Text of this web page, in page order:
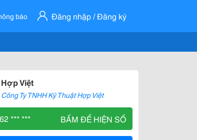
báo Đăng nhập / Đăng ký
Hợp Việt
Công Ty TNHH Kỹ Thuật Hợp Việt
*** *** BẤM ĐỂ HIỆN SỐ